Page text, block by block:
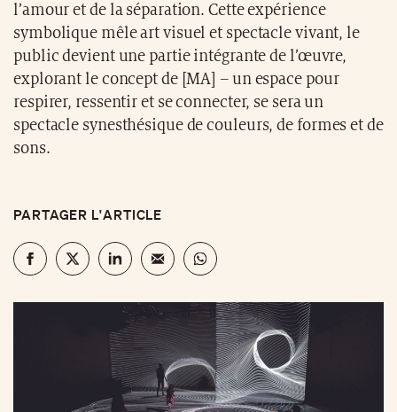
l’amour et de la séparation. Cette expérience
symbolique mêle art visuel et spectacle vivant, le
public devient une partie intégrante de l’œuvre,
explorant le concept de [MA] – un espace pour
respirer, ressentir et se connecter, se sera un
spectacle synesthésique de couleurs, de formes et de
sons.
PARTAGER L'ARTICLE